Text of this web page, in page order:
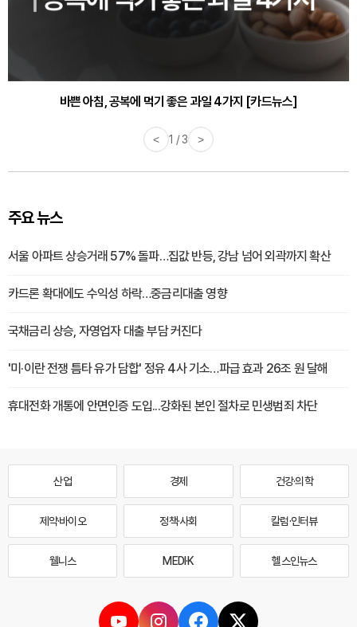
바쁜 아침, 공복에 먹기 좋은 과일 4가지 [카드뉴스]
< 1 / 3 >
주요 뉴스
서울 아파트 상승거래 57% 돌파…집값 반등, 강남 넘어 외곽까지 확산
카드론 확대에도 수익성 하락…중금리대출 영향
국채금리 상승, 자영업자 대출 부담 커진다
'미·이란 전쟁 틈타 유가 담합' 정유 4사 기소…파급 효과 26조 원 달해
휴대전화 개통에 안면인증 도입...강화된 본인 절차로 민생범죄 차단
산업 경제 건강·의학
제약·바이오 정책·사회 칼럼·인터뷰
웰니스 MEDI·K 헬스인뉴스